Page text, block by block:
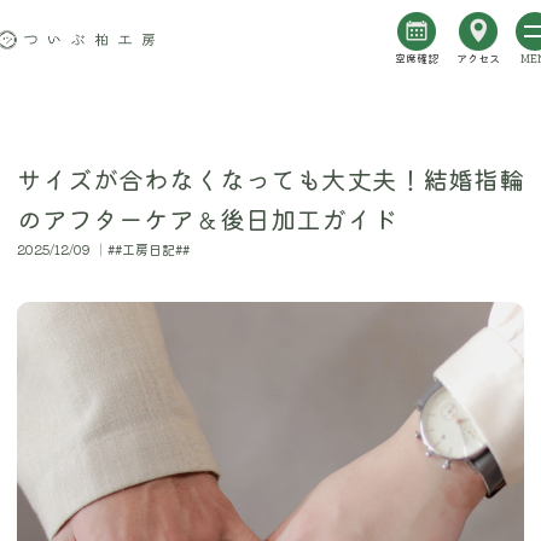
空席確認 アクセス
サイズが合わなくなっても大丈夫！結婚指輪
のアフターケア＆後日加工ガイド
2025/12/09 │##工房日記##